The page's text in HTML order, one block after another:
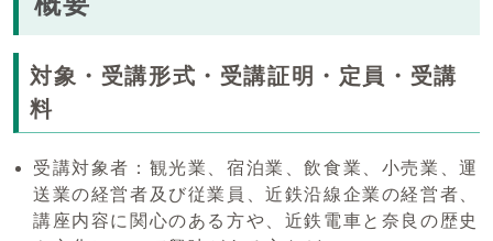
対象・受講形式・受講証明・定員・受講
料
受講対象者：観光業、宿泊業、飲食業、小売業、運
送業の経営者及び従業員、近鉄沿線企業の経営者、
講座内容に関心のある方や、近鉄電車と奈良の歴史